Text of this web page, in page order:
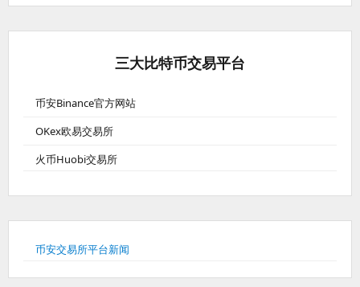
三大比特币交易平台
币安Binance官方网站
OKex欧易交易所
火币Huobi交易所
币安交易所平台新闻